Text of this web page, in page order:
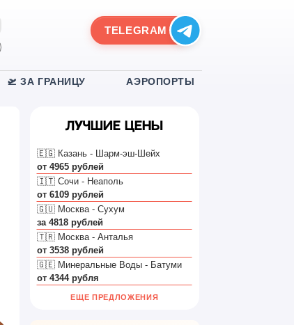
TELEGRAM
🛫 ЗА ГРАНИЦУ АЭРОПОРТЫ
Лучшие цены
🇪🇬 Казань - Шарм-эш-Шейх
от 4965 рублей
🇮🇹 Сочи - Неаполь
от 6109 рублей
🇬🇺 Москва - Сухум
за 4818 рублей
🇹🇷 Москва - Анталья
от 3538 рублей
🇬🇪 Минеральные Воды - Батуми
от 4344 рубля
ЕЩЕ ПРЕДЛОЖЕНИЯ